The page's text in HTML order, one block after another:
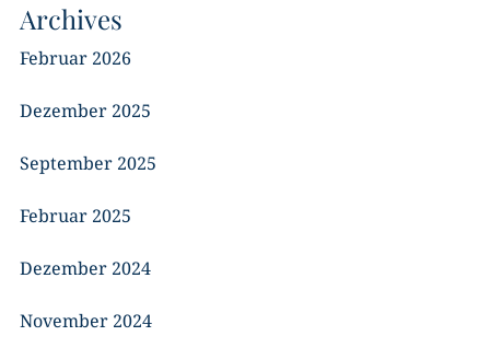
Archives
Februar 2026
Dezember 2025
September 2025
Februar 2025
Dezember 2024
November 2024